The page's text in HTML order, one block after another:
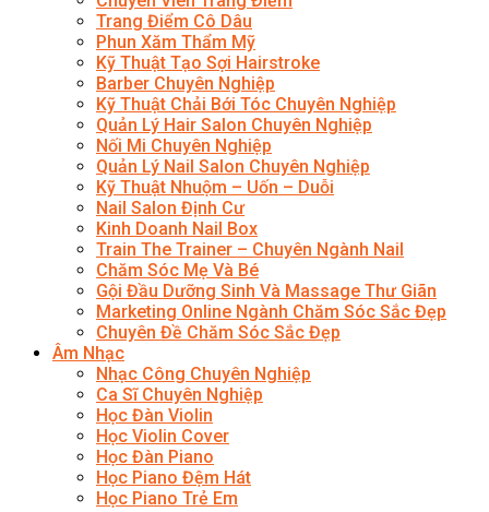
Trang Điểm Cô Dâu
Phun Xăm Thẩm Mỹ
Kỹ Thuật Tạo Sợi Hairstroke
Barber Chuyên Nghiệp
Kỹ Thuật Chải Bới Tóc Chuyên Nghiệp
Quản Lý Hair Salon Chuyên Nghiệp
Nối Mi Chuyên Nghiệp
Quản Lý Nail Salon Chuyên Nghiệp
Kỹ Thuật Nhuộm – Uốn – Duỗi
Nail Salon Định Cư
Kinh Doanh Nail Box
Train The Trainer – Chuyên Ngành Nail
Chăm Sóc Mẹ Và Bé
Gội Đầu Dưỡng Sinh Và Massage Thư Giãn
Marketing Online Ngành Chăm Sóc Sắc Đẹp
Chuyên Đề Chăm Sóc Sắc Đẹp
Âm Nhạc
Nhạc Công Chuyên Nghiệp
Ca Sĩ Chuyên Nghiệp
Học Đàn Violin
Học Violin Cover
Học Đàn Piano
Học Piano Đệm Hát
Học Piano Trẻ Em